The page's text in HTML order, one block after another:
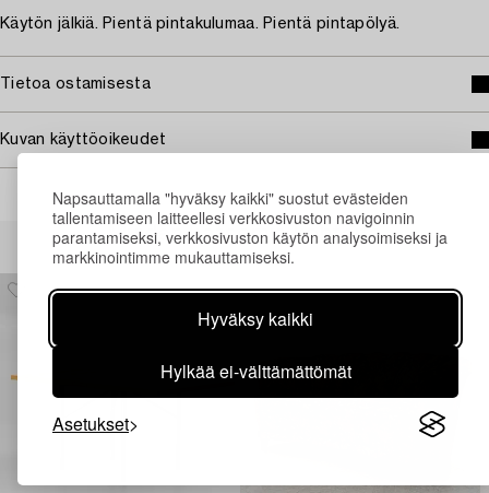
Napsauttamalla "hyväksy kaikki" suostut evästeiden
tallentamiseen laitteellesi verkkosivuston navigoinnin
parantamiseksi, verkkosivuston käytön analysoimiseksi ja
markkinointimme mukauttamiseksi.
Hyväksy kaikki
Hylkää ei-välttämättömät
Asetukset
Käytön jälkiä. Pientä pintakulumaa. Pientä pintapölyä.
Tietoa ostamisesta
Kuvan käyttöoikeudet
Muiden katsomia kohteita